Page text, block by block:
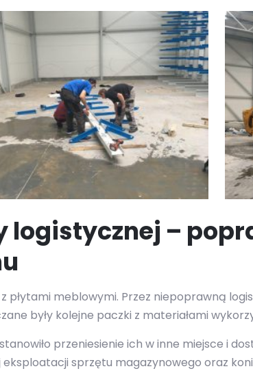
logistycznej –
płytami meblowymi. Przez niepoprawną
były kolejne paczki z materiałami
przeniesienie ich w inne miejsce i
sprzętu magazynowego oraz